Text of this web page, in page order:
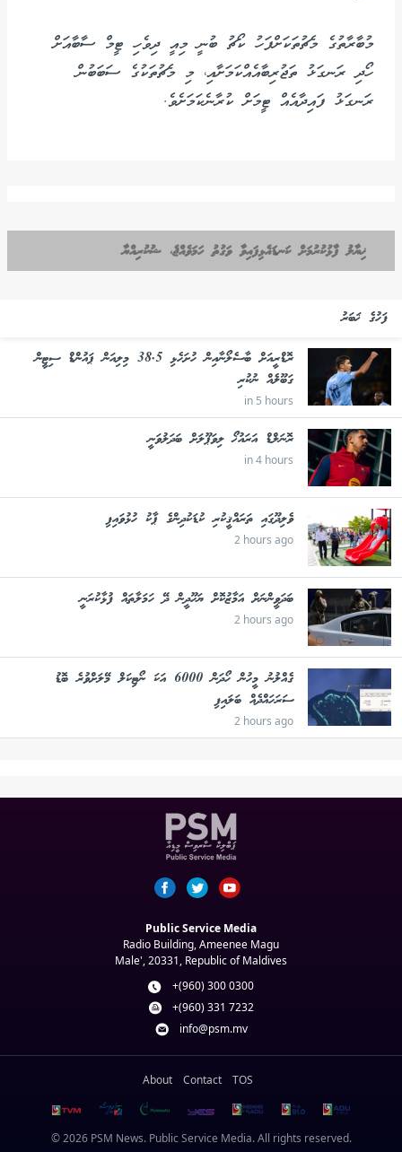
މުބާރާތުގެ މެޗުތަކަށްފަހު ކޯޗު ބުނީ މިއީ ދިވެހި ޓީމް ސާބާއަށް
ހޯދި ރަނގަޅު ތަޖުރިބާއެއްކަމަށާއި، މި މެޗުތަކުގެ ސަބަބުން
ރަނގަޅު ފައިދާއެއް ޓީމަށް ކުރާނެކަމަށެވެ.
ޚިޔާލު ފާޅުކުރުމަށް ކަނޑައެޅިފައިވާ ވަގުތު ހަމަވެއްޖެ، ޝުކުރިއްޔާ
ފަހުގެ ޚަބަރު
ރޮޑްރީއަށް ބާސެލޯނާއިން ހުށަހެޅި 38.5 މިލިއަން ޕައުންޑް ސިޓީން
ގަބޫލެއް ނުކުރި
in 5 hours
ރޮނަލްޑް އަރައުޚޯ ލިވަޕޫލަށް ބަދަލުވަނީ
in 4 hours
ވެލިދޫގައި ތަރައްޤީކުރި ކުޑަކުދިންގެ ޕާކު ހުޅުވައިފި
2 hours ago
ބަދަވީންނަށް އަމާޒުކޮށް ޔަހޫދީން ދޭ ހަމަލާތައް ފުޅާކުރަނީ
2 hours ago
ގެއްލުނު މީހުން ހޯދަން 6000 އަކަ ނޯޓިކަލް މޭލަށްވުރެ ބޮޑު
ސަރަހައްދެއް ބަލައިފި
2 hours ago
Public Service Media
Radio Building, Ameenee Magu
Male', 20331, Republic of Maldives
+(960) 300 0300
+(960) 331 7232
info@psm.mv
About Contact TOS
© 2026 PSM News. Public Service Media. All rights reserved.